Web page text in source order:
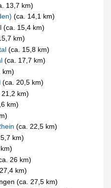
13,7 km)
(ca. 14,1 km)
(ca. 15,4 km)
km)
(ca. 15,8 km)
(ca. 17,7 km)
km)
(ca. 20,5 km)
km)
km)
(ca. 22,5 km)
km)
26 km)
km)
(ca. 27,5 km)